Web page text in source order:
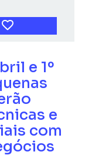
e 1º
e
com